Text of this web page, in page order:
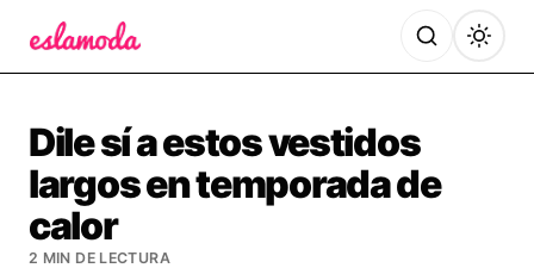
Dile sí a estos vestidos
largos en temporada de
calor
2 MIN DE LECTURA